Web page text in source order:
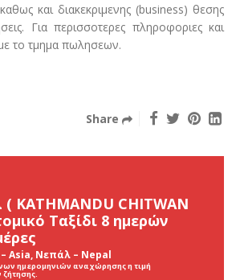
και διακεκριμενης (business) θεσης
Για περισσοτερες πληροφοριες και
το τμημα πωλησεων.
Share
KATHMANDU CHITWAN
Ταξίδι 8 ημερών
Asia, Νεπάλ – Nepal
ημερομηνιών αναχώρησης η τιμή